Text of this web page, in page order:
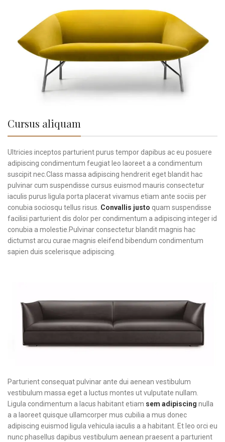
Cursus aliquam
Ultricies inceptos parturient purus tempor dapibus ac eu posuere
adipiscing condimentum feugiat leo laoreet a a condimentum
suscipit nec.Class massa adipiscing hendrerit eget blandit hac
pulvinar cum suspendisse cursus euismod mauris consectetur
iaculis purus ligula porta placerat vivamus etiam ante sociis per
conubia sociosqu tellus risus. Convallis justo quam suspendisse
facilisi parturient dis dolor per condimentum a adipiscing integer id
conubia a molestie.Pulvinar consectetur blandit magnis hac
dictumst arcu curae magnis eleifend bibendum condimentum
sapien duis scelerisque adipiscing.
Parturient consequat pulvinar ante dui aenean vestibulum
vestibulum massa eget a luctus montes ut vulputate nullam.
Ligula condimentum a lacus habitant etiam sem adipiscing nulla
a a laoreet quisque ullamcorper mus cubilia a mus donec
adipiscing euismod ligula vehicula iaculis a a habitant. Et leo orci eu
nunc phasellus dapibus vestibulum aenean praesent a parturient